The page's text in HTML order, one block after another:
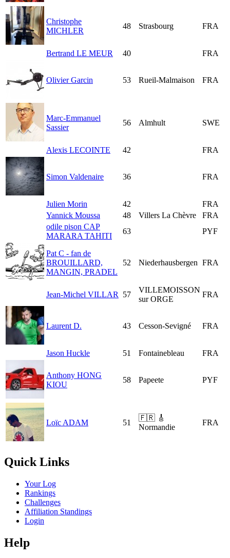
Christophe
MICHLER
48 Strasbourg FRA
Bertrand LE MEUR 40 FRA
Olivier Garcin 53 Rueil-Malmaison FRA
Marc-Emmanuel
Sassier
56 Almhult SWE
Alexis LECOINTE 42 FRA
Simon Valdenaire 36 FRA
Julien Morin 42
FRA
Yannick Moussa
48 Villers La Chèvre
FRA
odile pison CAP
MARARA TAHITI
63 PYF
Pat C - fan de
BROUILLARD,
MANGIN, PRADEL
52 Niederhausbergen FRA
Jean-Michel VILLAR 57
VILLEMOISSON
sur ORGE
FRA
Laurent D. 43 Cesson-Sevigné FRA
Jason Huckle 51 Fontainebleau FRA
Anthony HONG
KIOU
58 Papeete PYF
Loïc ADAM 51
🇫🇷 🎸
Normandie
FRA
Quick Links
Your Log
Rankings
Challenges
Affiliation Standings
Login
Help